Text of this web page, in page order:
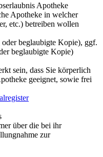
Apotheke
Apotheke in welcher
etc.) betreiben wollen
beglaubigte Kopie), ggf.
beglaubigte Kopie)
sein, dass Sie körperlich
geeignet, sowie frei
über die bei ihr
zur